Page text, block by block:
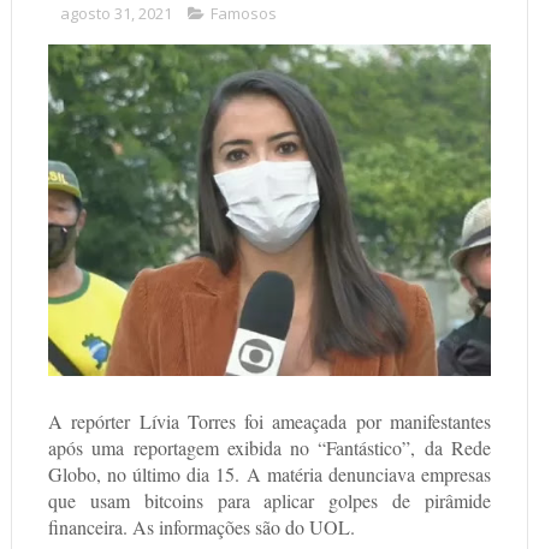
agosto 31, 2021 Famosos
A repórter Lívia Torres foi ameaçada por manifestantes
após uma reportagem exibida no “Fantástico”, da Rede
Globo, no último dia 15. A matéria denunciava empresas
que usam bitcoins para aplicar golpes de pirâmide
financeira. As informações são do UOL.